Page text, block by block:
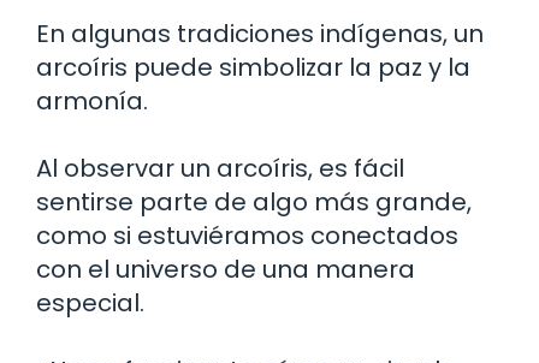
En algunas tradiciones indígenas, un
arcoíris puede simbolizar la paz y la
armonía.
Al observar un arcoíris, es fácil
sentirse parte de algo más grande,
como si estuviéramos conectados
con el universo de una manera
especial.